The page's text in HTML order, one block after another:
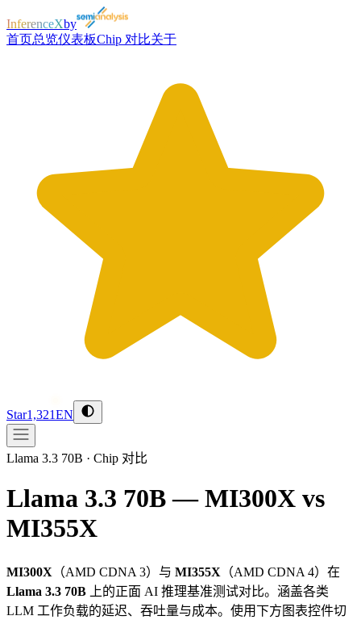
InferenceXby
首页总览仪表板Chip 对比关于
Star1,321EN
Llama 3.3 70B · Chip 对比
Llama 3.3 70B — MI300X vs
MI355X
MI300X （AMD CDNA 3）与 MI355X （AMD CDNA 4）在
Llama 3.3 70B 上的正面 AI 推理基准测试对比。涵盖各类
LLM 工作负载的延迟、吞吐量与成本。使用下方图表控件切